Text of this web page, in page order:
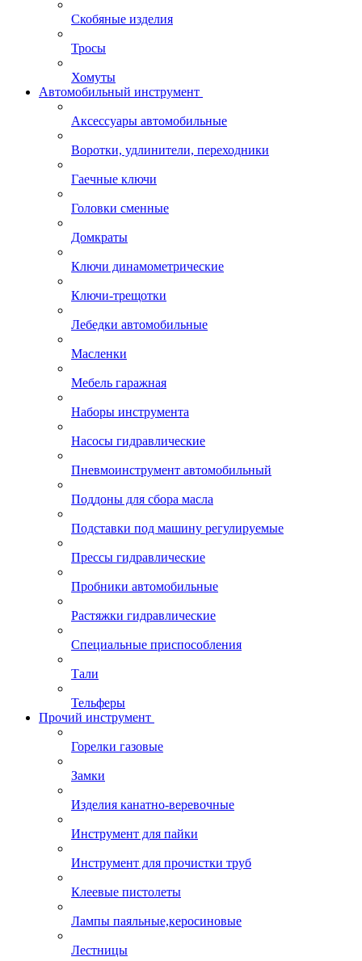
Скобяные изделия
Тросы
Хомуты
Автомобильный инструмент
Аксессуары автомобильные
Воротки, удлинители, переходники
Гаечные ключи
Головки сменные
Домкраты
Ключи динамометрические
Ключи-трещотки
Лебедки автомобильные
Масленки
Мебель гаражная
Наборы инструмента
Насосы гидравлические
Пневмоинструмент автомобильный
Поддоны для сбора масла
Подставки под машину регулируемые
Прессы гидравлические
Пробники автомобильные
Растяжки гидравлические
Специальные приспособления
Тали
Тельферы
Прочий инструмент
Горелки газовые
Замки
Изделия канатно-веревочные
Инструмент для пайки
Инструмент для прочистки труб
Клеевые пистолеты
Лампы паяльные,керосиновые
Лестницы